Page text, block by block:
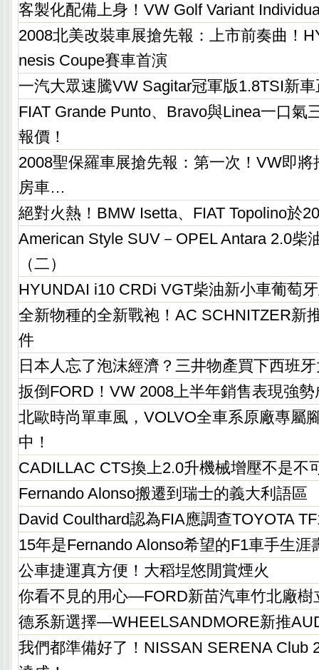
客製化配備上身！VW Golf Variant
2008北美改裝車展搶先報：上市前奏曲！
nesis Coupe賽車首演
一汽大眾速騰VW Sagitar冠軍版1.8TSI新
FIAT Grande Punto、Bravo與Linea一口氣
報價！
2008聖保羅車展搶先報：第一次！VW即
房車…
絕對火熱！BMW Isetta、FIAT Topolino於
American Style SUV－OPEL Antara 2.0柴
（二）
HYUNDAI i10 CRDi VGT柴油新小車葡萄
全新物種的全新戰袍！AC SCHNITZER新
件
日本人忘了泡沫經濟？三井物產買下西班
扳倒FORD！VW 2008上半年銷售表現強勢
北歐時尚單車風，VOLVO全車系原廠專屬
中！
CADILLAC CTS換上2.0升機械增壓不是不
Fernando Alonso搬遷到瑞士的義大利語區
David Coulthard認為FIA應調查TOYOTA
15年是Fernando Alonso希望的F1車手生涯
公車捷運真方便！大稻埕悠閒賞煙火
你看不見的用心—FORD新苗汽車竹北廠樹
德系新選擇—WHEELSANDMORE新推
我們都準備好了！NISSAN SERENA Club